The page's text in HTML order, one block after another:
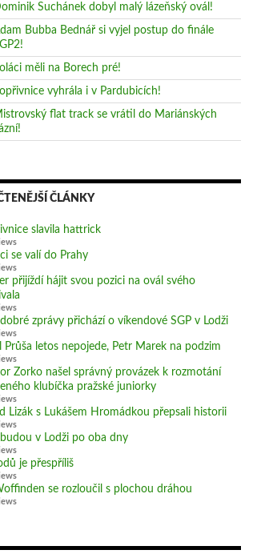
Suchánek dobyl malý lázeňský ovál!
Bubba Bednář si vyjel postup do finále
měli na Borech pré!
vyhrála i v Pardubicích!
flat track se vrátil do Mariánských
ČLÁNKY
slavila hattrick
se valí do Prahy
přijíždí hájit svou pozici na ovál svého
zprávy přichází o víkendové SGP v Lodži
Průša letos nepojede, Petr Marek na podzim
Zorko našel správný provázek k rozmotání
klubíčka pražské juniorky
Lizák s Lukášem Hromádkou přepsali historii
v Lodži po oba dny
je přespříliš
se rozloučil s plochou dráhou